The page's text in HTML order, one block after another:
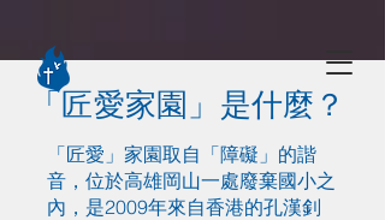
「匠愛家園」是什麼？
「匠愛」家園取自「障礙」的諧
音，位於高雄岡山一處廢棄國小之
內，是2009年來自香港的孔漢釗